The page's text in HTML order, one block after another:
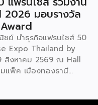
ดสะท้อนถึงจิตวิญญาณอัน
เป็นหนึ่งในศิลปะการ
นเผ่าเหมียว ผู้แสดงจะ
ะสวมหมวกขนไก่ฟ้า
ยที่สุดคือเสียงเพลงจะ
องเป่าลู่เซิงอย่าง
ลดโผนด้วยท่วงท่าที่ยาก
2026 มอบรางวัล
ย์ นำธุรกิจแฟรนไชส์ 50
Expo Thailand by
สิงหาคม 2569 ณ Hall
แพ็ค เมืองทองธานี